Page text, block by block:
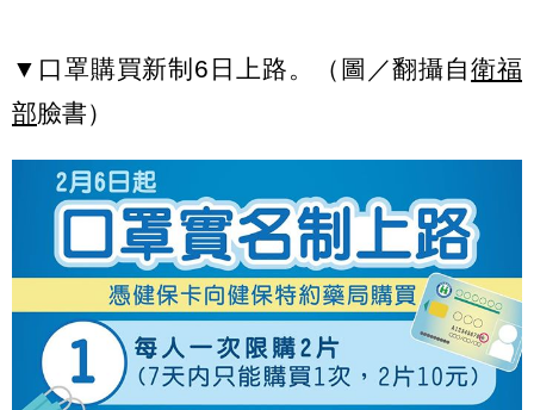
▼口罩購買新制6日上路。（圖／翻攝自衛福
部臉書）